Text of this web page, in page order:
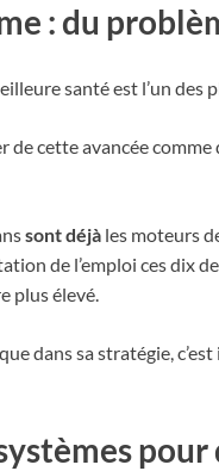
: du
santé est l’un des
cette avancée comme
sont déjà les moteurs
de l’emploi ces dix
plus élevé.
dans sa stratégie,
pour